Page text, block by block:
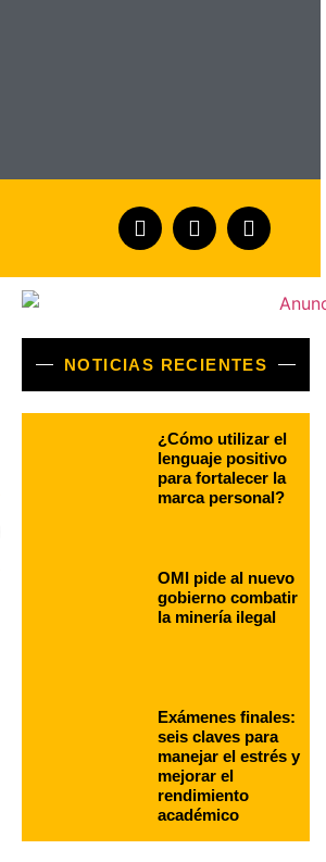
NOTICIAS RECIENTES
¿Cómo utilizar el
lenguaje positivo
para fortalecer la
marca personal?
OMI pide al nuevo
gobierno combatir
la minería ilegal
Exámenes finales:
seis claves para
manejar el estrés y
mejorar el
rendimiento
académico